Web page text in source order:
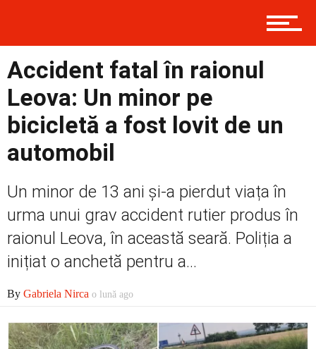
Prima
Externe
Social
Accident fatal în raionul
Leova: Un minor pe
bicicletă a fost lovit de un
automobil
Un minor de 13 ani și-a pierdut viața în
urma unui grav accident rutier produs în
raionul Leova, în această seară. Poliția a
inițiat o anchetă pentru a...
By Gabriela Nirca o lună ago